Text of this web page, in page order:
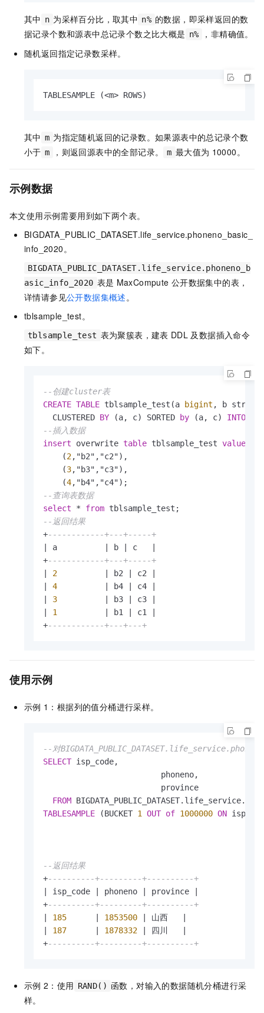
其中 n 为采样百分比，取其中 n% 的数据，即采样返回的数
据记录个数和源表中总记录个数之比大概是 n%
，非精确值。
随机返回指定记录数采样。
TABLESAMPLE (<m> ROWS)
其中 m 为指定随机返回的记录数。如果源表中的总记录个数
小于 m ，则返回源表中的全部记录。 m 最大值为 10000。
示例数据
本文使用示例需要用到如下两个表。
BIGDATA_PUBLIC_DATASET.life_service.phoneno_basic_
info_2020。
BIGDATA_PUBLIC_DATASET.life_service.phoneno_b
asic_info_2020 表是 MaxCompute 公开数据集中的表，
详情请参见公开数据集概述。
tblsample_test。
tblsample_test 表为聚簇表，建表 DDL 及数据插入命令
如下。
--创建cluster表
CREATE TABLE tblsample_test(a bigint , b
  CLUSTERED
BY (a, c) SORTED by (a, c) INTO
--插入数据
insert overwrite table tblsample_test values
    (
2,"b2","c2"),
    (
3,"b3","c3"),
    (
4
--查询表数据
select
* from
--返回结果
+------------+---+-----+
a b c
+------------+---+-----+
2 b2 c2
4 b4 c4
3 b3 c3
1 b1 c1
+------------+---+---+
使用示例
示例 1：根据列的值分桶进行采样。
--对
SELECT isp_code,
FROM
TABLESAMPLE (BUCKET 1 OUT of 1000000 ON
--返回结果
+----------+---------+----------+
isp_code phoneno province
+----------+---------+----------+
185 1853500 山西
187 1878332 四川
+----------+---------+----------+
示例 2：使用 RAND() 函数，对输入的数据随机分桶进行采
样。